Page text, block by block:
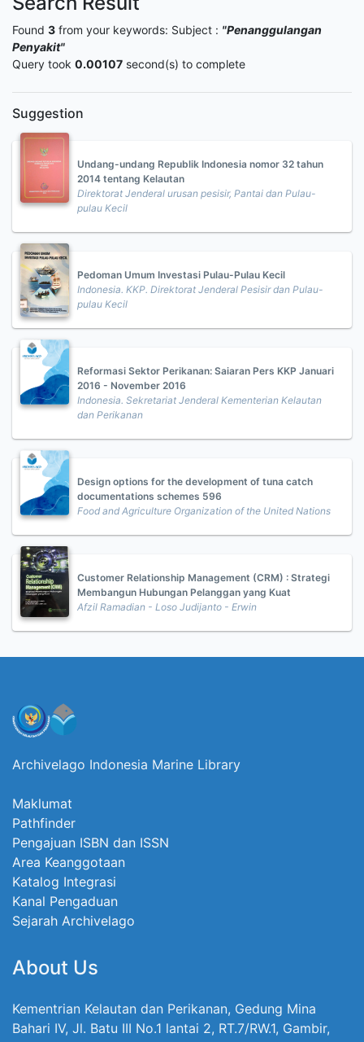
Found 3 from your keywords: Subject : "Penanggulangan
Penyakit"
Query took 0.00107 second(s) to complete
Suggestion
Undang-undang Republik Indonesia nomor 32 tahun
2014 tentang Kelautan
Direktorat Jenderal urusan pesisir, Pantai dan Pulau-
pulau Kecil
Pedoman Umum Investasi Pulau-Pulau Kecil
Indonesia. KKP. Direktorat Jenderal Pesisir dan Pulau-
pulau Kecil
Reformasi Sektor Perikanan: Saiaran Pers KKP Januari
2016 - November 2016
Indonesia. Sekretariat Jenderal Kementerian Kelautan
dan Perikanan
Design options for the development of tuna catch
documentations schemes 596
Food and Agriculture Organization of the United Nations
Customer Relationship Management (CRM) : Strategi
Membangun Hubungan Pelanggan yang Kuat
Afzil Ramadian - Loso Judijanto - Erwin
Archivelago Indonesia Marine Library
Maklumat
Pathfinder
Pengajuan ISBN dan ISSN
Area Keanggotaan
Katalog Integrasi
Kanal Pengaduan
Sejarah Archivelago
About Us
Kementrian Kelautan dan Perikanan, Gedung Mina
Bahari IV, Jl. Batu III No.1 lantai 2, RT.7/RW.1, Gambir,